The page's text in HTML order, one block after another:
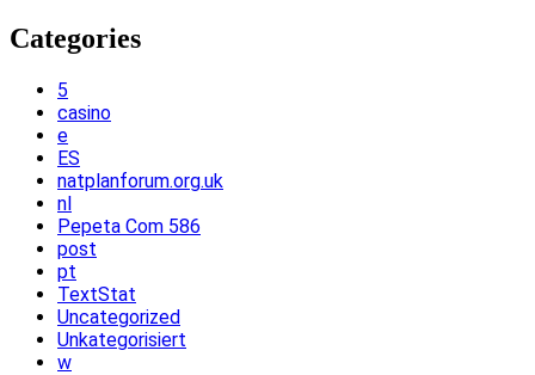
Categories
5
casino
e
ES
natplanforum.org.uk
nl
Pepeta Com 586
post
pt
TextStat
Uncategorized
Unkategorisiert
w